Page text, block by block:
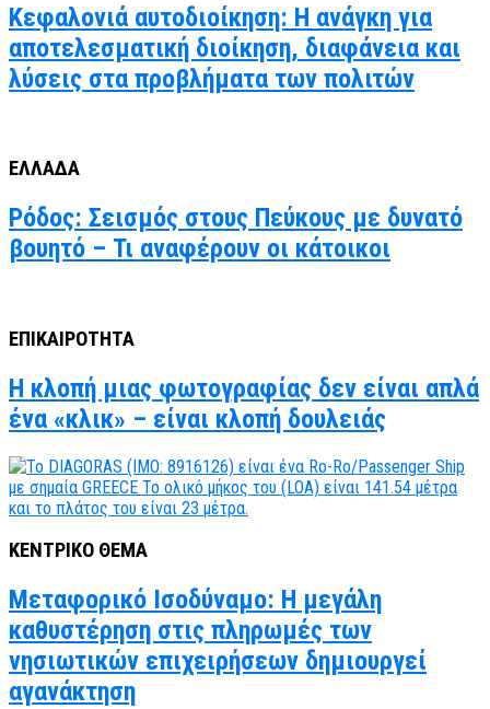
Κεφαλονιά αυτοδιοίκηση: Η ανάγκη για
αποτελεσματική διοίκηση, διαφάνεια και
λύσεις στα προβλήματα των πολιτών
ΕΛΛΑΔΑ
Ρόδος: Σεισμός στους Πεύκους με δυνατό
βουητό – Τι αναφέρουν οι κάτοικοι
ΕΠΙΚΑΙΡΟΤΗΤΑ
Η κλοπή μιας φωτογραφίας δεν είναι απλά
ένα «κλικ» – είναι κλοπή δουλειάς
ΚΕΝΤΡΙΚΟ ΘΕΜΑ
Μεταφορικό Ισοδύναμο: Η μεγάλη
καθυστέρηση στις πληρωμές των
νησιωτικών επιχειρήσεων δημιουργεί
αγανάκτηση